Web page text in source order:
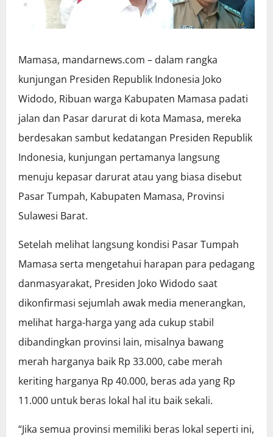
Mamasa, mandarnews.com – dalam rangka
kunjungan Presiden Republik Indonesia Joko
Widodo, Ribuan warga Kabupaten Mamasa padati
jalan dan Pasar darurat di kota Mamasa, mereka
berdesakan sambut kedatangan Presiden Republik
Indonesia, kunjungan pertamanya langsung
menuju kepasar darurat atau yang biasa disebut
Pasar Tumpah, Kabupaten Mamasa, Provinsi
Sulawesi Barat.
Setelah melihat langsung kondisi Pasar Tumpah
Mamasa serta mengetahui harapan para pedagang
danmasyarakat, Presiden Joko Widodo saat
dikonfirmasi sejumlah awak media menerangkan,
melihat harga-harga yang ada cukup stabil
dibandingkan provinsi lain, misalnya bawang
merah harganya baik Rp 33.000, cabe merah
keriting harganya Rp 40.000, beras ada yang Rp
11.000 untuk beras lokal hal itu baik sekali.
“Jika semua provinsi memiliki beras lokal seperti ini,